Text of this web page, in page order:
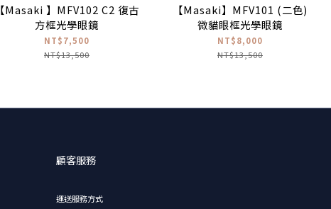
【Masaki 】MFV102 C2 復古
方框光學眼鏡
NT$7,500
NT$13,500
【Masaki】MFV101 (二色)
微貓眼框光學眼鏡
NT$8,000
NT$13,500
顧客服務
運送服務方式